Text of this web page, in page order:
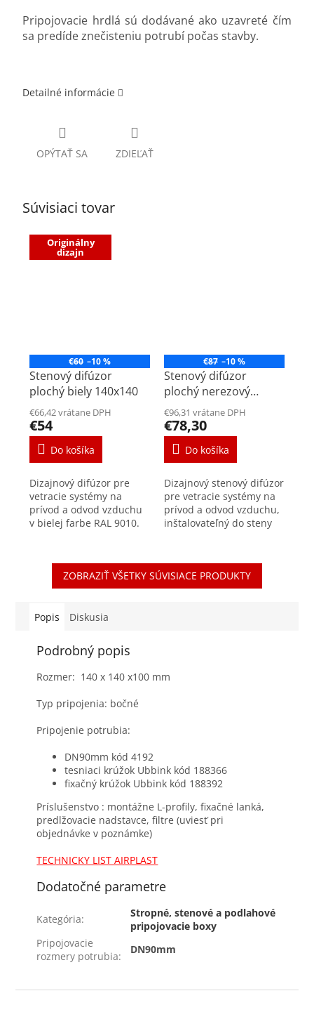
Pripojovacie hrdlá sú dodávané ako uzavreté čím
sa predíde znečisteniu potrubí počas stavby.
Detailné informácie
OPÝTAŤ SA ZDIEĽAŤ
Súvisiaci tovar
Originálny
dizajn
€60 –10 %
Stenový difúzor
plochý biely 140x140
€66,42 vrátane DPH
€54
Do košíka
Dizajnový difúzor pre
vetracie systémy na
prívod a odvod vzduchu
v bielej farbe RAL 9010.
stene. Súčasťou dodávky
je praktický montážny...
€87 –10 %
Stenový difúzor
plochý nerezový
140x140
€96,31 vrátane DPH
€78,30
Do košíka
Dizajnový stenový difúzor
pre vetracie systémy na
prívod a odvod vzduchu,
inštalovateľný do steny
dodáva difúzoru
nadčasový...
ZOBRAZIŤ VŠETKY SÚVISIACE PRODUKTY
Popis Diskusia
Podrobný popis
Rozmer: 140 x 140 x100 mm
Typ pripojenia: bočné
Pripojenie potrubia:
DN90mm kód 4192
tesniaci krúžok Ubbink kód 188366
fixačný krúžok Ubbink kód 188392
Príslušenstvo : montážne L-profily, fixačné lanká,
predlžovacie nadstavce, filtre (uviesť pri
objednávke v poznámke)
TECHNICKY LIST AIRPLAST
Dodatočné parametre
Kategória:
Stropné, stenové a podlahové
pripojovacie boxy
Pripojovacie
rozmery potrubia:
DN90mm